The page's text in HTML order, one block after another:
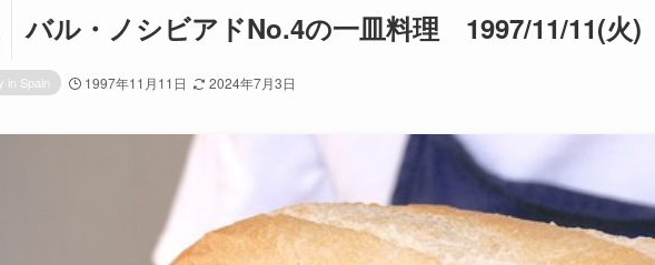
バル・ノシビアドNo.4の一皿料理 1997/11/11(
in Spain 1997年11月11日 2024年7月3日